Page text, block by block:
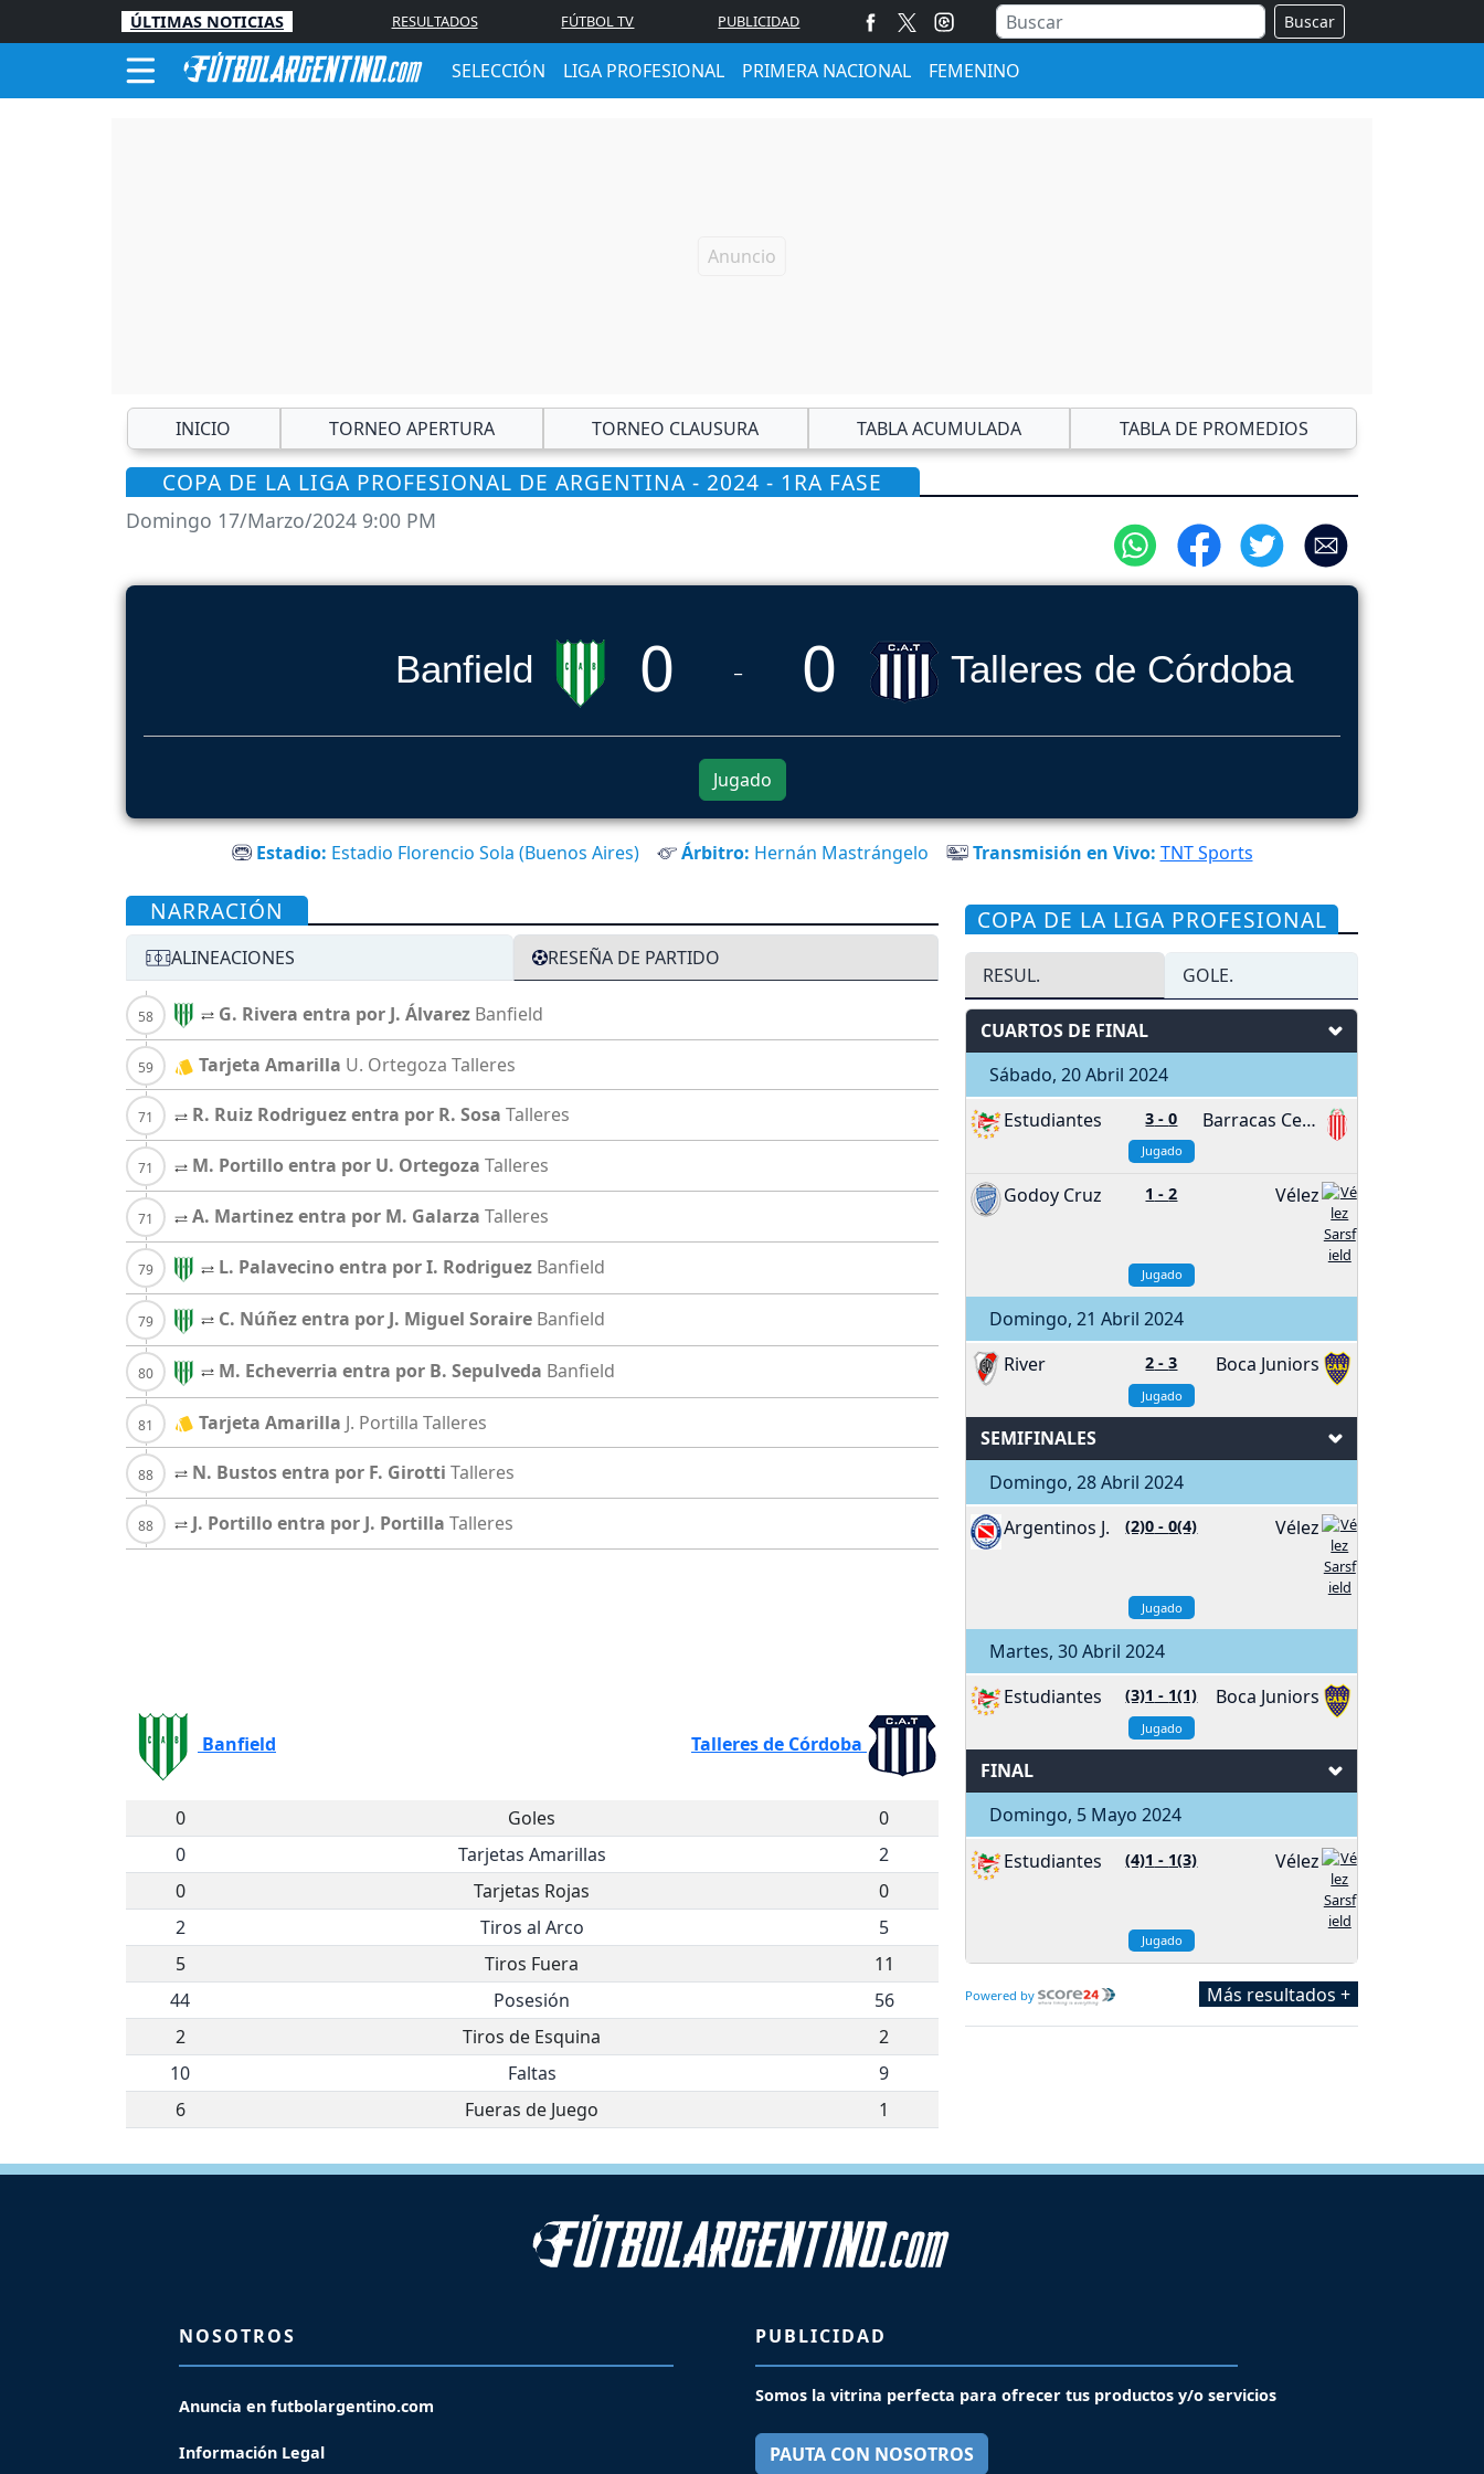
ÚLTIMAS NOTICIAS RESULTADOS FÚTBOL TV PUBLICIDAD Buscar
SELECCIÓN LIGA PROFESIONAL PRIMERA NACIONAL FEMENINO
INICIO TORNEO APERTURA TORNEO CLAUSURA TABLA ACUMULADA TABLA DE PROMEDIOS
COPA DE LA LIGA PROFESIONAL DE ARGENTINA - 2024 - 1RA FASE
Domingo 17/Marzo/2024 9:00 PM
Banfield 0 0 Talleres de Córdoba
Jugado
Estadio: Estadio Florencio Sola (Buenos Aires) Árbitro: Hernán Mastrángelo Transmisión en Vivo: TNT Sports
NARRACIÓN
ALINEACIONES RESEÑA DE PARTIDO
G. Rivera entra por J. Álvarez Banfield
Tarjeta Amarilla U. Ortegoza Talleres
R. Ruiz Rodriguez entra por R. Sosa Talleres
M. Portillo entra por U. Ortegoza Talleres
A. Martinez entra por M. Galarza Talleres
L. Palavecino entra por I. Rodriguez Banfield
C. Núñez entra por J. Miguel Soraire Banfield
M. Echeverria entra por B. Sepulveda Banfield
Tarjeta Amarilla J. Portilla Talleres
N. Bustos entra por F. Girotti Talleres
J. Portillo entra por J. Portilla Talleres
Banfield Talleres de Córdoba
0 Goles
0
0
Tarjetas Amarillas
2
0
Tarjetas Rojas
0
2
Tiros al Arco
5
5
Tiros Fuera
11
44
Posesión
56
2
Tiros de Esquina
2
10
Faltas
9
6
Fueras de Juego 1
COPA DE LA LIGA PROFESIONAL
RESUL. GOLE.
CUARTOS DE FINAL
Sábado, 20 Abril 2024
Estudiantes
3 -0 Barracas Central
Jugado
Godoy Cruz 1 -2 Vélez
Jugado
Domingo, 21 Abril 2024
River
2 -3 Boca Juniors
Jugado
SEMIFINALES
Domingo, 28 Abril 2024
Argentinos J.
(2)0 -0(4) Vélez
Jugado
Martes, 30 Abril 2024
Estudiantes
(3)1 - 1(1) Boca Juniors
Jugado
FINAL
Domingo, 5 Mayo 2024
Estudiantes
(4)1 - 1(3) Vélez
Jugado
Powered by Más resultados +
NOSOTROS
Anuncia en futbolargentino.com
Información Legal
PUBLICIDAD
Somos la vitrina perfecta para ofrecer tus productos y/o servicios
PAUTA CON NOSOTROS